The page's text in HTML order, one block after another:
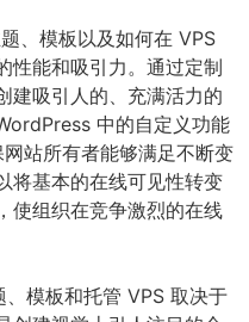
、模板以及如何在 VPS
性能和吸引力。通过定制
建吸引人的、充满活力的
中的自定义功能
站所有者能够满足不断变
将基本的在线可见性转变
使组织在竞争激烈的在线
模板和托管 VPS 取决于